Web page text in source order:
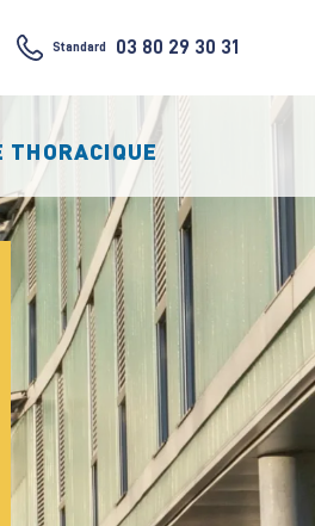
Standard 03 80 29 30 31
THORACIQUE